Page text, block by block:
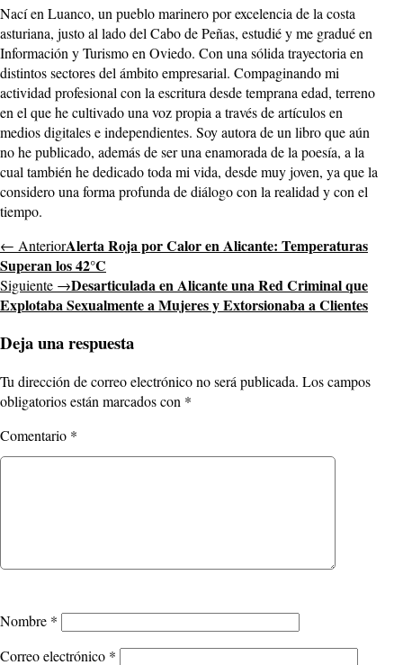
Nací en Luanco, un pueblo marinero por excelencia de la costa
asturiana, justo al lado del Cabo de Peñas, estudié y me gradué en
Información y Turismo en Oviedo. Con una sólida trayectoria en
distintos sectores del ámbito empresarial. Compaginando mi
actividad profesional con la escritura desde temprana edad, terreno
en el que he cultivado una voz propia a través de artículos en
medios digitales e independientes. Soy autora de un libro que aún
no he publicado, además de ser una enamorada de la poesía, a la
cual también he dedicado toda mi vida, desde muy joven, ya que la
considero una forma profunda de diálogo con la realidad y con el
tiempo.
← AnteriorAlerta Roja por Calor en Alicante: Temperaturas
Superan los 42°C
Siguiente →Desarticulada en Alicante una Red Criminal que
Explotaba Sexualmente a Mujeres y Extorsionaba a Clientes
Deja una respuesta
Tu dirección de correo electrónico no será publicada. Los campos
obligatorios están marcados con *
Comentario *
Nombre *
Correo electrónico *